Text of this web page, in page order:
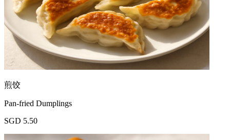
煎饺
Pan-fried Dumplings
SGD 5.50